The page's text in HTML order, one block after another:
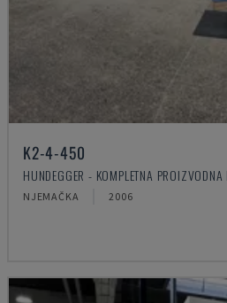
K2-4-450
HUNDEGGER - KOMPLETNA
NJEMAČKA 2006